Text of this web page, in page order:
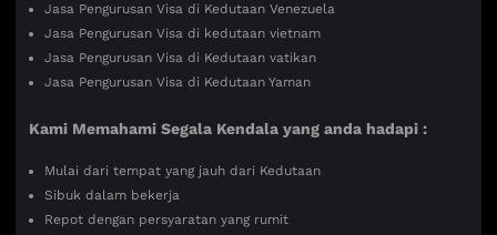
Jasa Pengurusan Visa di Kedutaan Venezuela
Jasa Pengurusan Visa di kedutaan vietnam
Jasa Pengurusan Visa di Kedutaan vatikan
Jasa Pengurusan Visa di Kedutaan Yaman
Kami Memahami Segala Kendala yang anda hadapi :
Mulai dari tempat yang jauh dari Kedutaan
Sibuk dalam bekerja
Repot dengan persyaratan yang rumit